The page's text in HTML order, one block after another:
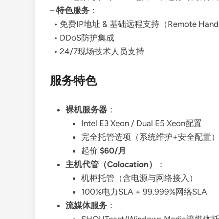
–特色服务 ：
• 免费IP地址 & 基础远程支持（Remote
• DDoS防护集成
• 24/7现场技术人员支持
服务特色
裸机服务器 ：
Intel E3 Xeon / Dual E5 Xeon配置
完全托管选项（系统维护+安全配置）
起价 $60/月
主机代管（Colocation）
：
机柜托管（含电源与网络接入）
100%电力SLA + 99.999%网络SLA
流媒体服务 ：